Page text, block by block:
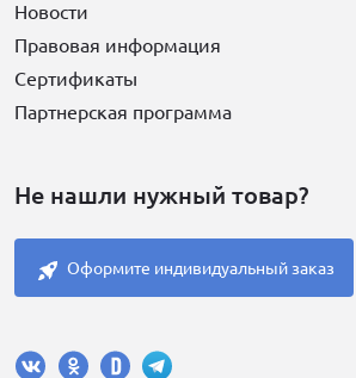
Новости
Правовая информация
Сертификаты
Партнерская программа
Не нашли нужный товар?
Оформите индивидуальный заказ